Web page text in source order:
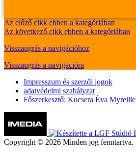
Az előző cikk ebben a kategóriában
Az következő cikk ebben a kategóriában
Visszaugrás a navigációhoz
Visszaugrás a navigációra
Impresszum és szerzői jogok
adatvédelmi szabályzat
Főszerkesztő: Kucsera Éva Myreille
Copyright © 2026 Minden jog fenntartva.